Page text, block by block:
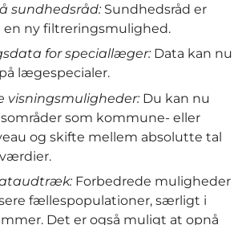
sundhedsråd: Sundhedsråd er
en ny filtreringsmulighed.
for speciallæger: Data kan nu
lægespecialer.
visningsmuligheder:Du kan nu
som kommune- eller
og skifte mellem absolutte tal
Forbedrede muligheder
fællespopulationer, særligt i
Det er også muligt at opnå